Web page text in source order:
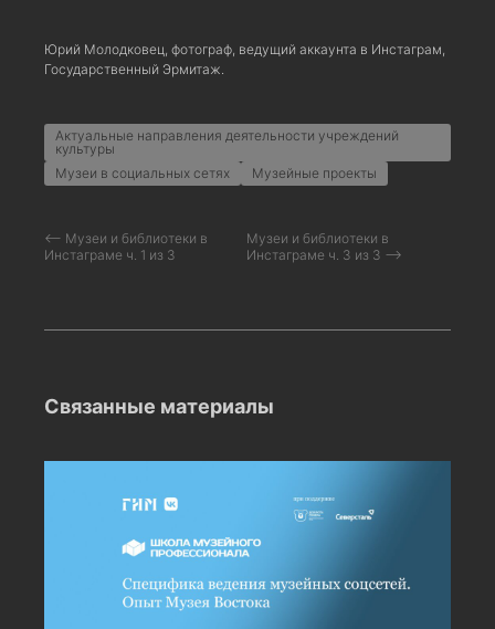
Юрий Молодковец, фотограф, ведущий аккаунта в Инстаграм,
Государственный Эрмитаж.
Актуальные направления деятельности учреждений
культуры
Музеи в социальных сетях
Музейные проекты
⟵ Музеи и библиотеки в
Инстаграме ч. 1 из 3
Музеи и библиотеки в
Инстаграме ч. 3 из 3 ⟶
Связанные материалы